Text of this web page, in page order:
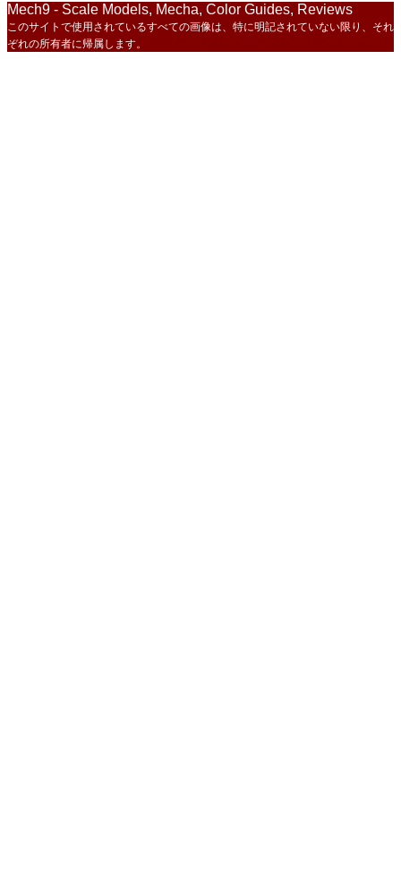
Mech9 - Scale Models, Mecha, Color Guides, Reviews
このサイトで使用されているすべての画像は、特に明記されていない限り、それ
ぞれの所有者に帰属します。